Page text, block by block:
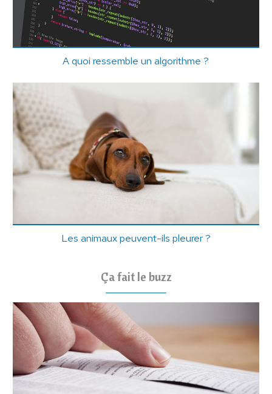
A quoi ressemble un algorithme ?
Les animaux peuvent-ils pleurer ?
Ça fait le buzz